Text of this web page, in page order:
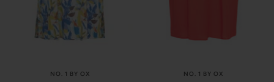
NO. 1 BY OX NO. 1 BY OX